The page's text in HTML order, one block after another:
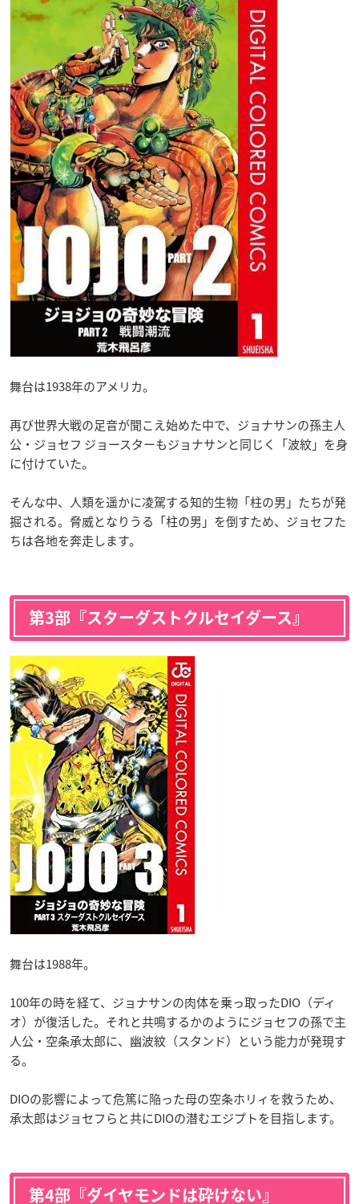
舞台は1938年のアメリカ。
再び世界大戦の足音が聞こえ始めた中で、ジョナサンの孫主人
公・ジョセフ ジョースターもジョナサンと同じく「波紋」を身
に付けていた。
そんな中、人類を遥かに凌駕する知的生物「柱の男」たちが発
掘される。脅威となりうる「柱の男」を倒すため、ジョセフた
ちは各地を奔走します。
第3部『スターダストクルセイダース』
舞台は1988年。
100年の時を経て、ジョナサンの肉体を乗っ取ったDIO（ディ
オ）が復活した。それと共鳴するかのようにジョセフの孫で主
人公・空条承太郎に、幽波紋（スタンド）という能力が発現す
る。
DIOの影響によって危篤に陥った母の空条ホリィを救うため、
承太郎はジョセフらと共にDIOの潜むエジプトを目指します。
第4部『ダイヤモンドは砕けない』